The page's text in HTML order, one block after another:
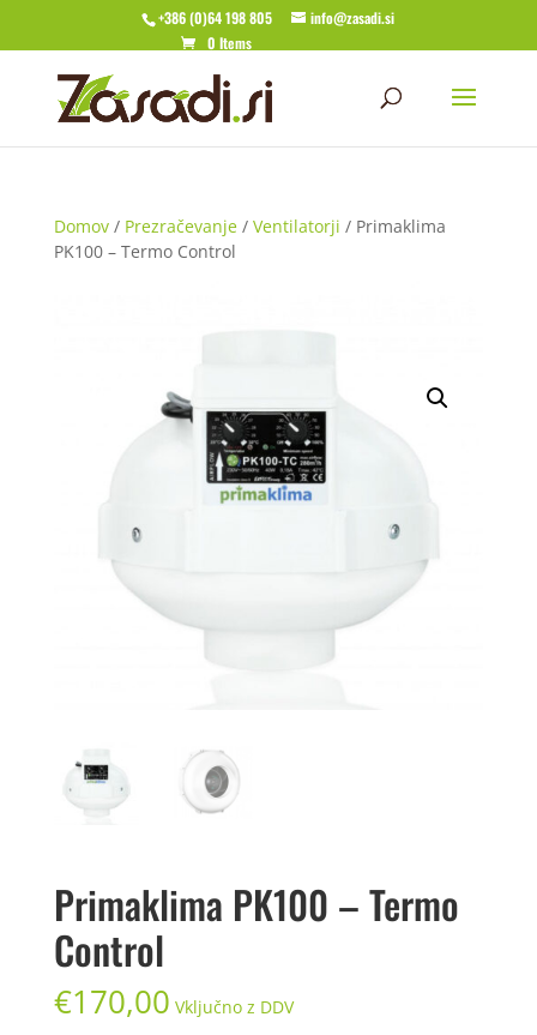
+386 (0)64 198 805
info@zasadi.si
0 Items
Domov/ Prezračevanje/ Ventilatorji / Primaklima
PK100 – Termo Control
Primaklima PK100 – Termo
Control
€170,00 Vključno z DDV